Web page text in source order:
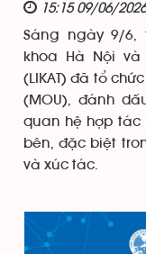
15:15 09/06/2026
Sáng ngày 9/6,
khoa Hà Nội và
(LIKAT) đã tổ
(MOU), đánh
quan hệ hợp tác
bên, đặc biệt
và xúc tác.